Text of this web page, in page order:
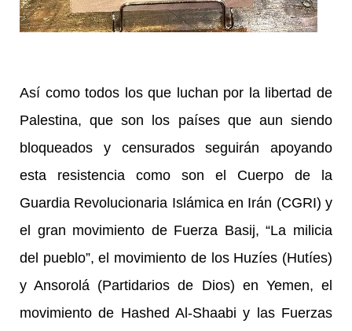
Así como todos los que luchan por la libertad de
Palestina, que son los países que aun siendo
bloqueados y censurados seguirán apoyando
esta resistencia como son el Cuerpo de la
Guardia Revolucionaria Islámica en Irán (CGRI) y
el gran movimiento de Fuerza Basij, “La milicia
del pueblo”, el movimiento de los Huzíes (Hutíes)
y Ansorolá (Partidarios de Dios) en Yemen, el
movimiento de Hashed Al-Shaabi y las Fuerzas